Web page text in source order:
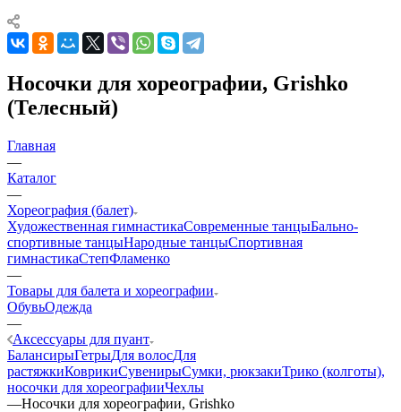
Носочки для хореографии, Grishko
(Телесный)
Главная
—
Каталог
—
Хореография (балет)
Художественная гимнастикаСовременные танцыБально-
спортивные танцыНародные танцыСпортивная
гимнастикаСтепФламенко
—
Товары для балета и хореографии
ОбувьОдежда
—
Аксессуары для пуант
БалансирыГетрыДля волосДля
растяжкиКоврикиСувенирыСумки, рюкзакиТрико (колготы),
носочки для хореографииЧехлы
—Носочки для хореографии, Grishko